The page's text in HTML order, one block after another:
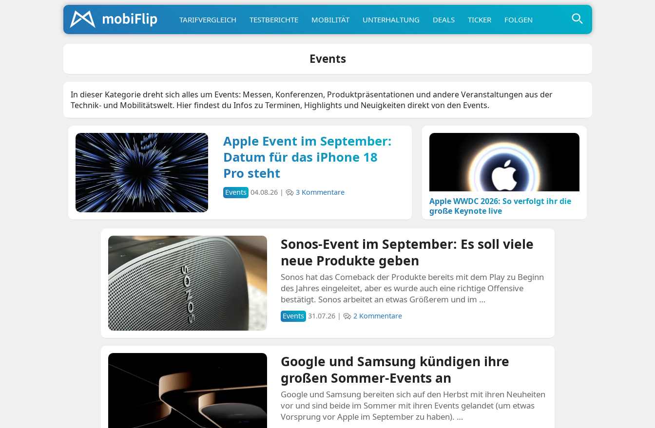
TARIFVERGLEICH TESTBERICHTE MOBILITÄT UNTERHALTUNG DEALS TICKER FOLGEN
Events
In dieser Kategorie dreht sich alles um Events: Messen, Konferenzen, Produktpräsentationen und andere Veranstaltungen aus der
Technik‑ und Mobilitätswelt. Hier findest du Infos zu Terminen, Highlights und Neuigkeiten direkt von den Events.
Apple Event im September:
Datum für das iPhone 18
Pro steht
Events 04.08.26 | 3 Kommentare
Apple WWDC 2026: So verfolgt ihr die
große Keynote live
Sonos-Event im September: Es soll viele
neue Produkte geben
Sonos hat das Comeback der Produkte bereits mit dem Play zu Beginn
des Jahres eingeleitet, aber es wurde auch eine richtige Offensive
bestätigt. Sonos arbeitet an etwas Größerem und im …
Events 31.07.26 | 2 Kommentare
Google und Samsung kündigen ihre
großen Sommer-Events an
Google und Samsung bereiten sich auf den Herbst mit ihren Neuheiten
vor und sind beide im Sommer mit ihren Events gelandet (um etwas
Vorsprung vor Apple im September zu haben). …